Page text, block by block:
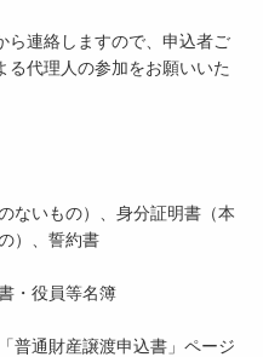
連絡しますので、申込者ご
る代理人の参加をお願いいた
ないもの）、身分証明書（本
）、誓約書
・役員等名簿
「普通財産譲渡申込書」ページ